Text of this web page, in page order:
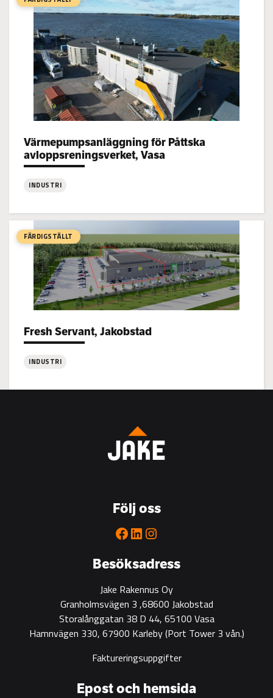
Värmepumpsanläggning för Påttska
avloppsreningsverket, Vasa
Project types:
INDUSTRI
Värmepumpsanläggning
för
Påttska
avloppsreningsverket,
Vasa
FÄRDIGSTÄLLT
Fresh Servant, Jakobstad
Project types:
INDUSTRI
Besöksadress
Jake Rakennus Oy
Granholmsvägen 3 ,68600 Jakobstad
Storalånggatan 38 D 44, 65100 Vasa
Hamnvägen 330, 67900 Karleby(Port Tower 3 vån.)
Faktureringsuppgifter
Följ oss
Facebook
LinkedIn
Instagram
Epost och hemsida